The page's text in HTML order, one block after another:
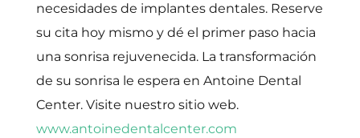
necesidades de implantes dentales. Reserve
su cita hoy mismo y dé el primer paso hacia
una sonrisa rejuvenecida. La transformación
de su sonrisa le espera en Antoine Dental
Center. Visite nuestro sitio web.
www.antoinedentalcenter.com